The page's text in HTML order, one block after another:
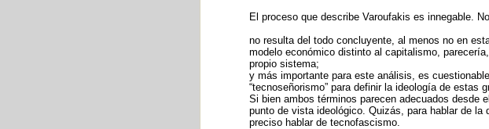
El proceso que describe Varoufakis es innegable.
no resulta del todo concluyente, al menos no en
modelo económico distinto al capitalismo,
propio sistema;
y más importante para este análisis, es
“tecnoseñorismo” para definir la ideología de estas
Si bien ambos términos parecen adecuados desde
punto de vista ideológico. Quizás, para hablar de
preciso hablar de tecnofascismo.